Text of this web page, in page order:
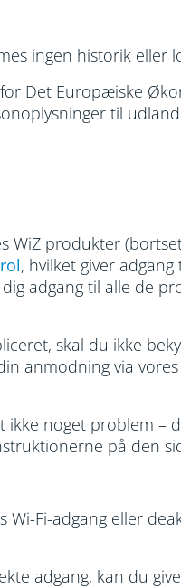
ingen historik eller
Det Europæiske
til
produkter
, hvilket giver
adgang til alle de
skal du ikke
anmodning via vores
ikke noget problem –
på den
Fi-adgang eller
adgang, kan du